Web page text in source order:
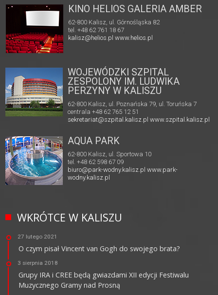
KINO HELIOS GALERIA AMBER
62-800 Kalisz, ul. Górnośląska 82
tel. +48 62 761 18 67
kalisz@helios.pl www.helios.pl
WOJEWÓDZKI SZPITAL
ZESPOLONY IM. LUDWIKA
PERZYNY W KALISZU
62-800 Kalisz, ul. Poznańska 79, ul. Toruńska 7
centrala +48 62 765 12 51
sekretariat@szpital.kalisz.pl www.szpital.kalisz.pl
AQUA PARK
62-800 Kalisz, ul. Sportowa 10
tel. +48 62 598 67 09
biuro@park-wodny.kalisz.pl www.park-
wodny.kalisz.pl
WKRÓTCE W KALISZU
27 lutego 2021
O czym pisał Vincent van Gogh do swojego brata?
3 sierpnia 2018
Grupy IRA i CREE będą gwiazdami XII edycji Festiwalu
Muzycznego Gramy nad Prosną